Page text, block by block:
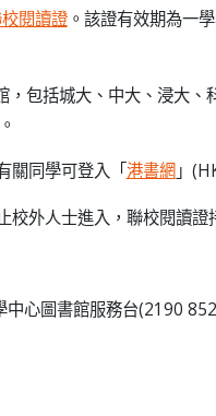
閱讀證。該證有效期為一
包括城大、中大、浸大
關同學可登入「港書網 」
外人士進入，聯校閱讀證
心圖書館服務台(2190